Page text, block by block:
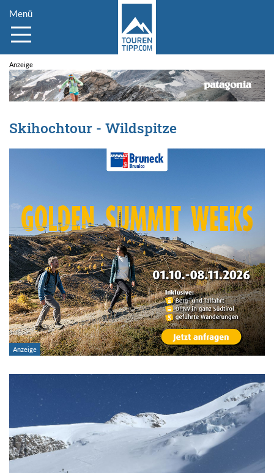
Menü
Skihochtour - Wildspitze